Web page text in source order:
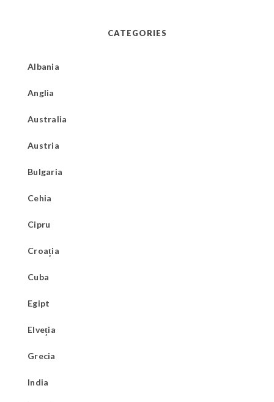
CATEGORIES
Albania
Anglia
Australia
Austria
Bulgaria
Cehia
Cipru
Croația
Cuba
Egipt
Elveția
Grecia
India